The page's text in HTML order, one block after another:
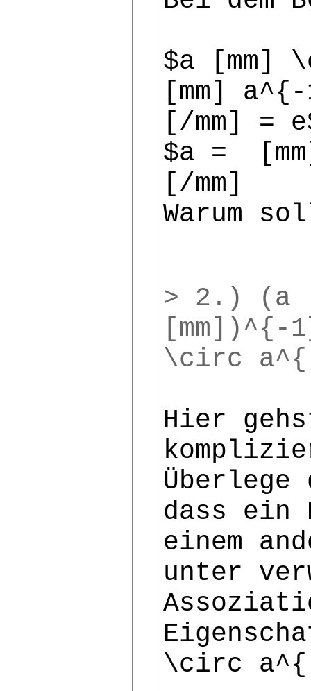
$a [mm]
[mm]
[/mm] =
$a =
[/mm]
Warum
> 2.) (a
[mm])^{-
\circ
Hier
dass ein
einem
unter
\circ